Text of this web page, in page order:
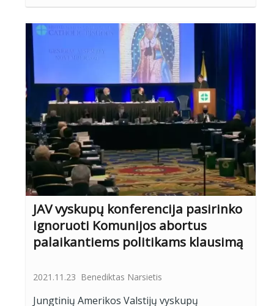
JAV vyskupų konferencija pasirinko
ignoruoti Komunijos abortus
palaikantiems politikams klausimą
2021.11.23 Benediktas Narsietis
Jungtinių Amerikos Valstijų vyskupų